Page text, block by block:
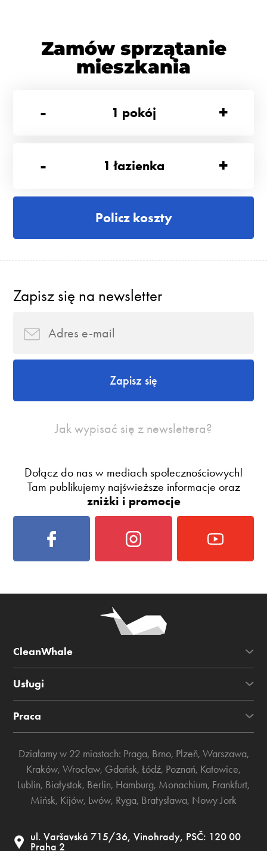
Zamów sprzątanie
mieszkania
-
1 pokój +
- 1 łazienka +
Policz koszty
Zapisz się na newsletter
Zapisz się
Jak wypisać się z newslettera?
Dołącz do nas w mediach społecznościowych!
Tam publikujemy najświeższe informacje oraz
zniżki i promocje
CleanWhale
Usługi
Praca
Działamy w 22 miastach: Praga, Brno, Plzeň, Warszawa,
Kraków, Wrocław, Gdańsk, Łódź, Poznań, Katowice,
Lublin, Białystok, Berlin, Hamburg, Monachium, Frankfurt,
Mińsk, Kijów, Lwów, Ryga, Bratysława, Nowy Jork
ul. Varšavská 715/36, Vinohrady, PSČ: 120 00
Praha 2